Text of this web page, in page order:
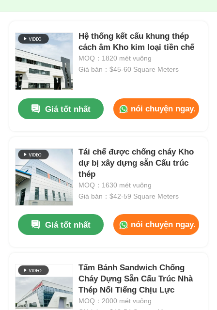
Hệ thống kết cấu khung thép
cách âm Kho kim loại tiền chế
MOQ：1820 mét vuông
Giá bán：$45-60 Square Meters
Giá tốt nhất nói chuyện ngay.
Tái chế được chống cháy Kho
dự bị xây dựng sẵn Cấu trúc
thép
MOQ：1630 mét vuông
Giá bán：$42-59 Square Meters
Giá tốt nhất nói chuyện ngay.
Tấm Bánh Sandwich Chống
Cháy Dựng Sẵn Cấu Trúc Nhà
Thép Nổi Tiếng Chịu Lực
MOQ：2000 mét vuông